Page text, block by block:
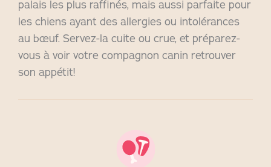
palais les plus raffinés, mais aussi parfaite pour
les chiens ayant des allergies ou intolérances
au bœuf. Servez-la cuite ou crue, et préparez-
vous à voir votre compagnon canin retrouver
son appétit!